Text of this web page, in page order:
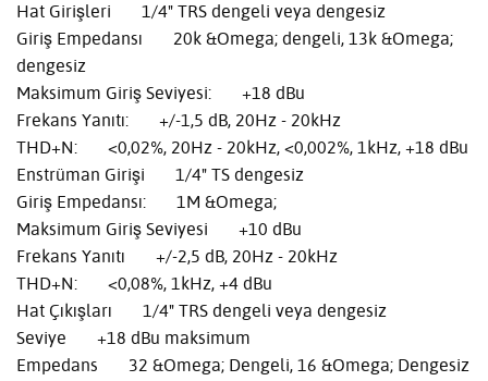
Hat Girişleri 1/4" TRS dengeli veya dengesiz
Giriş Empedansı 20k &Omega; dengeli, 13k &Omega;
dengesiz
Maksimum Giriş Seviyesi: +18 dBu
Frekans Yanıtı: +/-1,5 dB, 20Hz - 20kHz
THD+N: <0,02%, 20Hz - 20kHz, <0,002%, 1kHz, +18 dBu
Enstrüman Girişi 1/4" TS dengesiz
Giriş Empedansı: 1M &Omega;
Maksimum Giriş Seviyesi +10 dBu
Frekans Yanıtı +/-2,5 dB, 20Hz - 20kHz
THD+N: <0,08%, 1kHz, +4 dBu
Hat Çıkışları 1/4" TRS dengeli veya dengesiz
Seviye +18 dBu maksimum
Empedans 32 &Omega; Dengeli, 16 &Omega; Dengesiz